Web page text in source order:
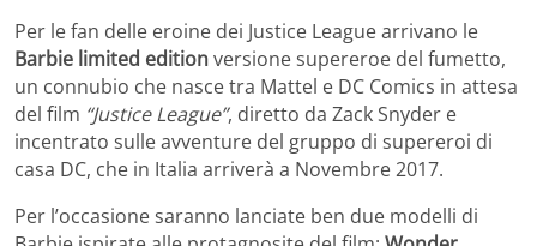
Per le fan delle eroine dei Justice League arrivano le
Barbie limited editionversione supereroe del fumetto,
un connubio che nasce tra Mattel e DC Comics in attesa
del film “Justice League”, diretto da Zack Snyder e
incentrato sulle avventure del gruppo di supereroi di
casa DC, che in Italia arriverà a Novembre 2017.
Per l’occasione saranno lanciate ben due modelli di